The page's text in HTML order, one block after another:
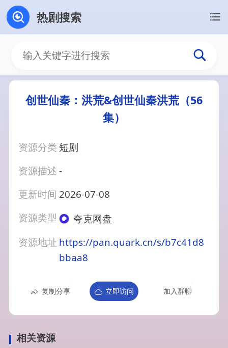
热剧搜索
创世仙秦：洪荒&创世仙秦洪荒（56
集）
资源分类 短剧
资源描述-
更新时间 2026-07-08
资源类型
夸克网盘
资源地址 https://pan.quark.cn/s/b7c41d8
bbaa8
复制分享 立即访问 加入群聊
相关资源